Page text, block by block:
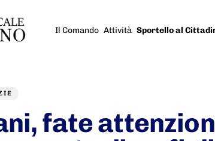
Il Comando Attività Sportello al
fate